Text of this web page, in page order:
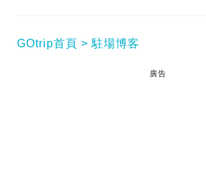
GOtrip首頁 駐場博客
廣告